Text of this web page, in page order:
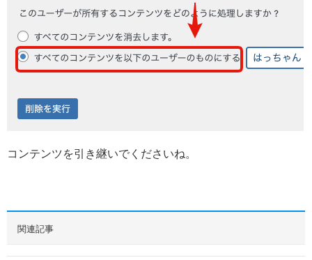
コンテンツを引き継いでくださいね。
関連記事